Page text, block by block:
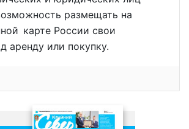
размещать на
карте России свои
аренду или покупку.